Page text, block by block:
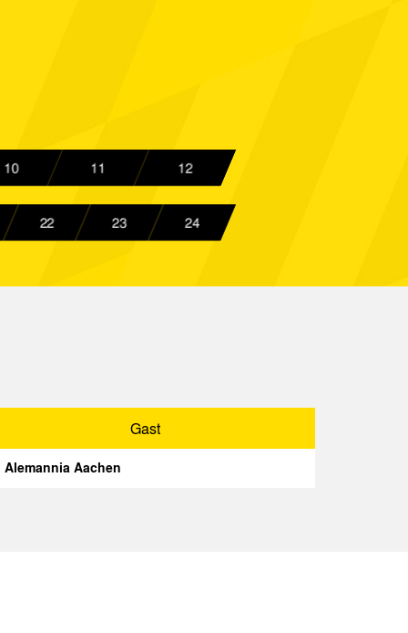
Aachen
Spielbericht
Spielbericht
Aachen
Spielbericht
SC
Spielbericht
Spielbericht
Aachen
10 11 12
22 23 24
Gast
Alemannia Aachen